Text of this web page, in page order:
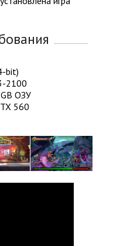
bit)
2100
ОЗУ
560